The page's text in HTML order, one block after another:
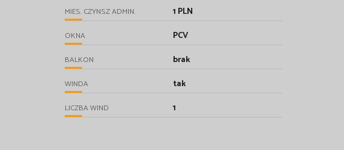
MIES. CZYNSZ ADMIN. 1 PLN
OKNA PCV
BALKON brak
WINDA tak
LICZBA WIND 1